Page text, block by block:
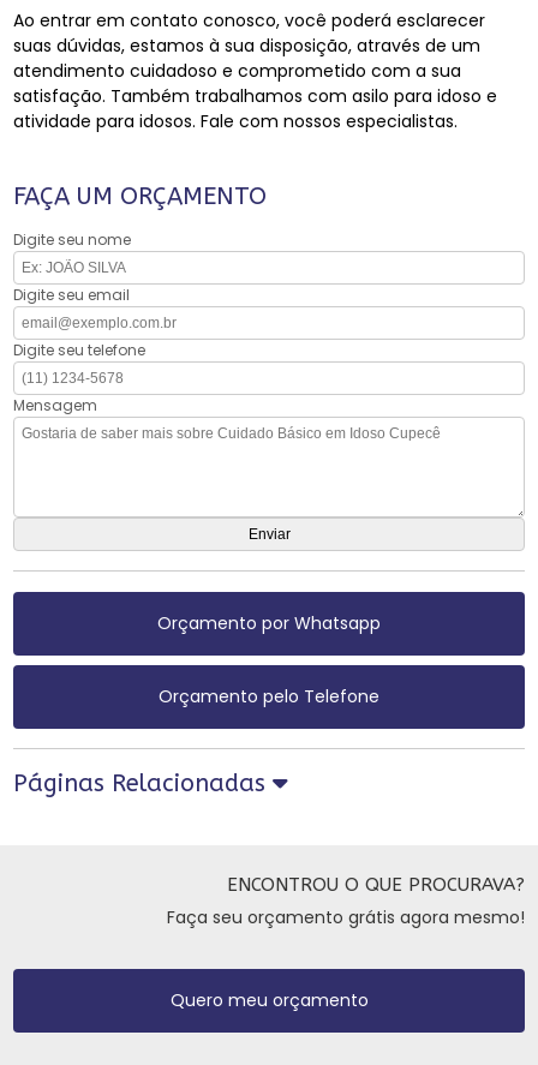
Ao entrar em contato conosco, você poderá esclarecer
suas dúvidas, estamos à sua disposição, através de um
atendimento cuidadoso e comprometido com a sua
satisfação. Também trabalhamos com asilo para idoso e
atividade para idosos. Fale com nossos especialistas.
FAÇA UM ORÇAMENTO
Digite seu nome
Digite seu email
Digite seu telefone
Mensagem
Orçamento por Whatsapp
Orçamento pelo Telefone
Páginas Relacionadas
ENCONTROU O QUE PROCURAVA?
Faça seu orçamento grátis agora mesmo!
Quero meu orçamento